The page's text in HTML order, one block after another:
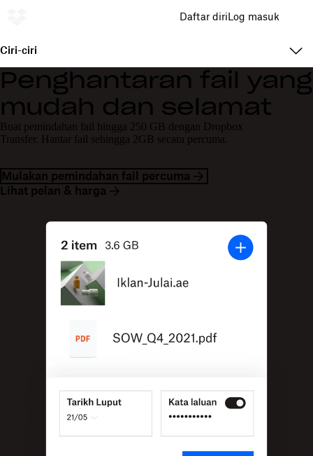
Daftar diriLog masuk
Ciri-ciri
Penghantaran fail yang
mudah dan selamat
Buat pemindahan fail hingga 250 GB dengan Dropbox
Transfer. Hantar fail sehingga 2GB secara percuma.
Mulakan pemindahan fail percuma
Lihat pelan & harga